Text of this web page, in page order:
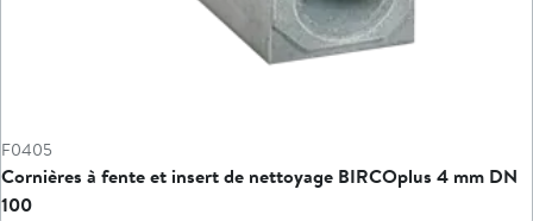
F0405
Cornières à fente et insert de nettoyage BIRCOplus 4 mm DN
100